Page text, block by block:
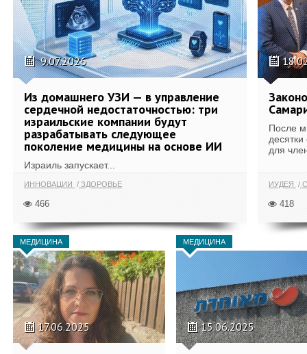
9.07.2026
Из домашнего УЗИ — в управление
сердечной недостаточностью: три
израильские компании будут
разрабатывать следующее
поколение медицины на основе ИИ
Израиль запускает...
ИННОВАЦИИ ЗДОРОВЬЕ
466
После
для
ИУДЕЯ
418
МЕДИЦИНА
17.06.2025
МЕДИЦИНА
15.06.2025